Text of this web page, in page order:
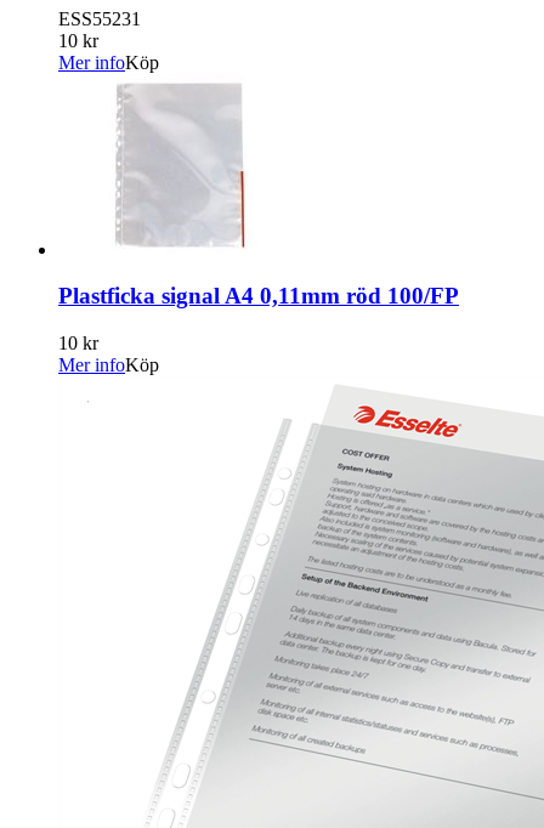
ESS55231
10 kr
Mer infoKöp
Plastficka signal A4 0,11mm röd 100/FP
10 kr
Mer infoKöp